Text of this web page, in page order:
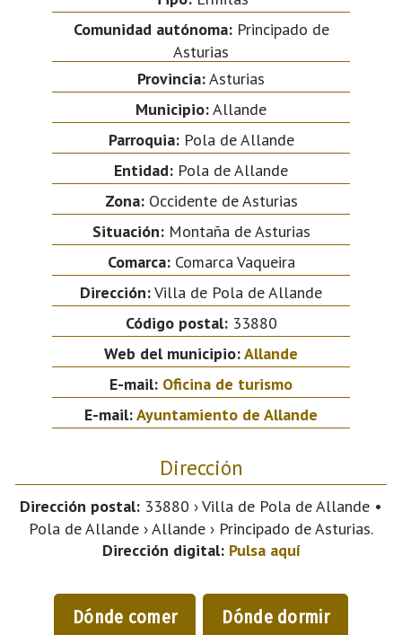
Comunidad autónoma:Principado de
Asturias
Provincia:Asturias
Municipio:Allande
Parroquia:Pola de Allande
Entidad: Pola de Allande
Zona:Occidente de Asturias
Situación:Montaña de Asturias
Comarca:Comarca Vaqueira
Dirección:Villa de Pola de Allande
Código postal:33880
Web del municipio:Allande
E-mail: Oficina de turismo
E-mail:Ayuntamiento de Allande
Dirección
Dirección postal: 33880 › Villa de Pola de Allande •
Pola de Allande › Allande › Principado de Asturias.
Dirección digital: Pulsa aquí
Dónde comer Dónde dormir